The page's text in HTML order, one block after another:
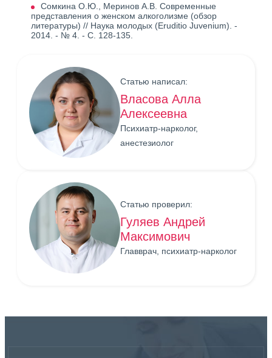
Сомкина О.Ю., Меринов А.В. Современные
представления о женском алкоголизме (обзор
литературы) // Наука молодых (Eruditio Juvenium). -
2014. - № 4. - С. 128-135.
Статью написал:
Власова Алла
Алексеевна
Психиатр-нарколог,
анестезиолог
Статью проверил:
Гуляев Андрей
Максимович
Главврач, психиатр-нарколог